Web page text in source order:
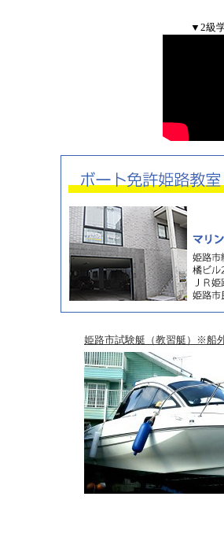
▼2級
姫路市試験艇（教習艇）※船